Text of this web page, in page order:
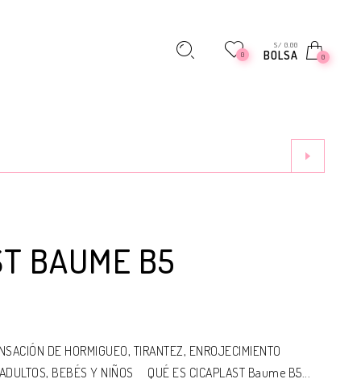
0
S/ 0.00
BOLSA 0
BAUME B5
DE HORMIGUEO, TIRANTEZ, ENROJECIMIENTO
BEBÉS Y NIÑOS QUÉ ES CICAPLAST Baume B5...